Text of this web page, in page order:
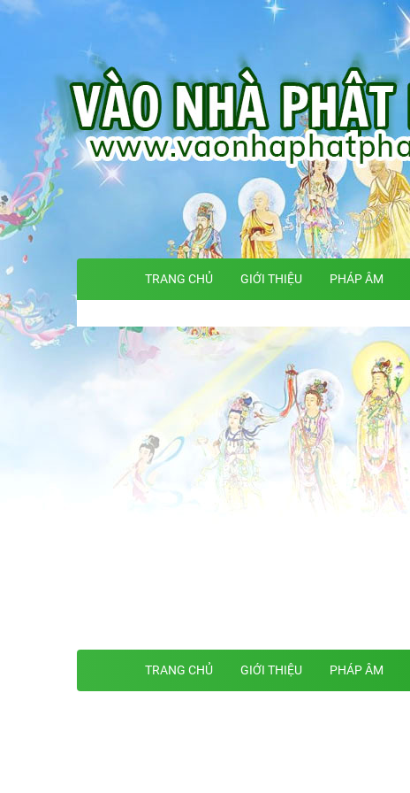
TRANG CHỦ GIỚI THIỆU PHÁP ÂM
TRANG CHỦ GIỚI THIỆU PHÁP ÂM